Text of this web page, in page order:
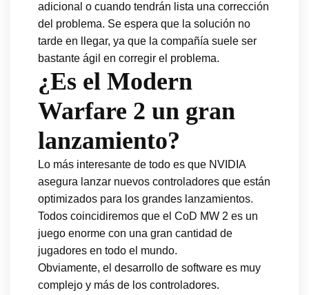
adicional o cuando tendrán lista una corrección
del problema. Se espera que la solución no
tarde en llegar, ya que la compañía suele ser
bastante ágil en corregir el problema.
¿Es el Modern
Warfare 2 un gran
lanzamiento?
Lo más interesante de todo es que NVIDIA
asegura lanzar nuevos controladores que están
optimizados para los grandes lanzamientos.
Todos coincidiremos que el CoD MW 2 es un
juego enorme con una gran cantidad de
jugadores en todo el mundo.
Obviamente, el desarrollo de software es muy
complejo y más de los controladores.